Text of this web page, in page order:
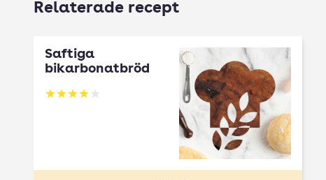
Relaterade recept
Saftiga
bikarbonatbröd
Betyg: 4 av 5